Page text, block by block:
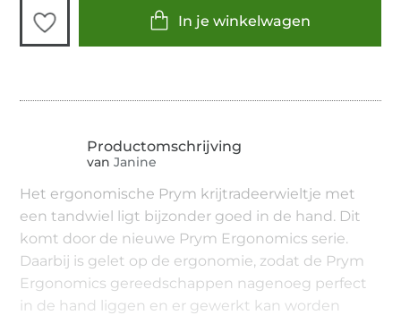
In je winkelwagen
van Janine
Het ergonomische Prym krijtradeerwieltje met
een tandwiel ligt bijzonder goed in de hand. Dit
komt door de nieuwe Prym Ergonomics serie.
Daarbij is gelet op de ergonomie, zodat de Prym
Ergonomics gereedschappen nagenoeg perfect
in de hand liggen en er gewerkt kan worden